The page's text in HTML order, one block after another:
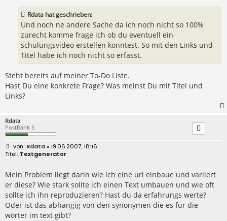
Rdata hat geschrieben:
Und noch ne andere Sache da ich noch nicht so 100%
zurecht komme frage ich ob du eventuell ein
schulungsvideo erstellen könntest. So mit den Links und
Titel habe ich noch nicht so erfasst.
Steht bereits auf meiner To-Do Liste.
Hast Du eine konkrete Frage? Was meinst Du mit Titel und
Links?
Rdata
PostRank 5
B
e
r
a
g
Rdata» 19.06.2007, 18:16
Textgenerator
Mein Problem liegt darin wie ich eine url einbaue und variiert
er diese? Wie stark sollte ich einen Text umbauen und wie oft
sollte ich ihn reproduzieren? Hast du da erfahrungs werte?
Oder ist das abhängig von den synonymen die es für die
wörter im text gibt?